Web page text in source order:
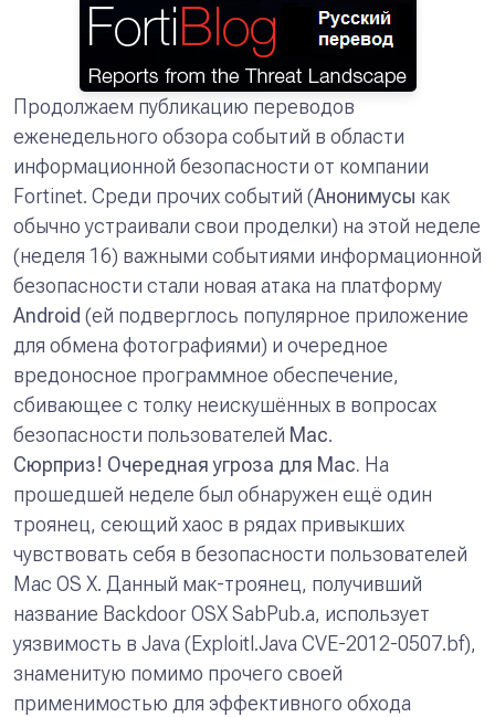
Продолжаем публикацию переводов
еженедельного обзора событий в области
информационной безопасности от компании
Fortinet. Среди прочих событий (Анонимусы как
обычно устраивали свои проделки) на этой неделе
(неделя 16) важными событиями информационной
безопасности стали новая атака на платформу
Android (ей подверглось популярное приложение
для обмена фотографиями) и очередное
вредоносное программное обеспечение,
сбивающее с толку неискушённых в вопросах
безопасности пользователей Mac.
Сюрприз! Очередная угроза для Mac. На
прошедшей неделе был обнаружен ещё один
троянец, сеющий хаос в рядах привыкших
чувствовать себя в безопасности пользователей
Mac OS X. Данный мак-троянец, получивший
название Backdoor OSX SabPub.a, использует
уязвимость в Java (Exploitl.Java CVE-2012-0507.bf),
знаменитую помимо прочего своей
применимостью для эффективного обхода